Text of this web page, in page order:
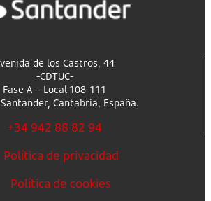
de los Castros, 44
-CDTUC-
Fase A – Local 108-111
Cantabria, España.
+34 942 88 82 94
Política de privacidad
Política de cookies